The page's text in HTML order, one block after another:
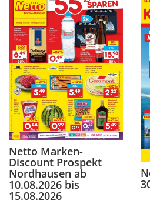
Netto Marken-
Discount Prospekt
Nordhausen ab
10.08.2026 bis
15.08.2026